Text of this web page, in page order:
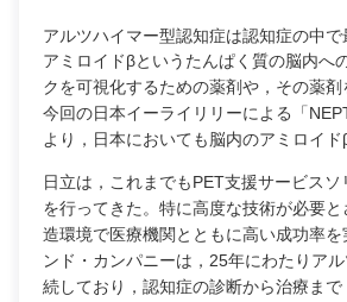
アルツハイマー型認知症は認知症の中
アミロイドβというたんぱく質の脳内へ
クを可視化するための薬剤や，その薬
今回の日本イーライリリーによる「
より，日本においても脳内のアミロイ
日立は，これまでもPET支援サービス
を行ってきた。特に高度な技術が必要
造環境で医療機関とともに高い成功率
ンド・カンパニーは，25年にわたりア
続しており，認知症の診断から治療ま